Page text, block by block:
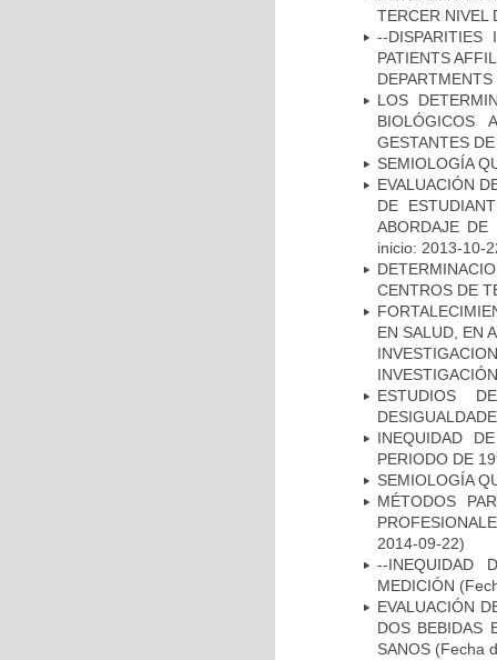
TERCER NIVEL
--DISPARITIES
PATIENTS
LOS
BIOLÓGICOS
GESTANTES
SEMIOLOGÍA
EVALUACIÓN
DE
ABORDAJE
inicio: 2013-10-
CENTROS DE
EN SALUD, EN
ESTUDIOS
INEQUIDAD
PERIODO DE
SEMIOLOGÍA
MÉTODOS
2014-09-22)
--INEQUIDAD
MEDICIÓN
EVALUACIÓN
DOS BEBIDAS
SANOS (Fecha